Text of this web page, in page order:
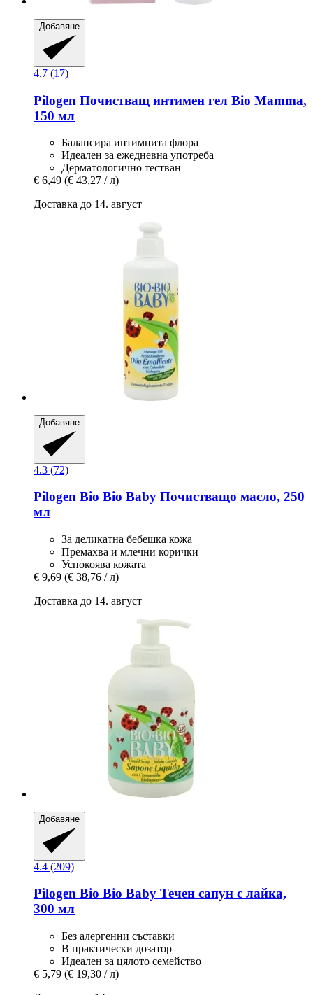
Добавяне
4.7 (17)
Pilogen Почистващ интимен гел Bio Mamma,
150 мл
Балансира интимнита флора
Идеален за ежедневна употреба
Дерматологично тестван
€ 6,49 (€ 43,27 / л)
Доставка до 14. август
Добавяне
4.3 (72)
Pilogen Bio Bio Baby Почистващо масло, 250
мл
За деликатна бебешка кожа
Премахва и млечни корички
Успокоява кожата
€ 9,69 (€ 38,76 / л)
Доставка до 14. август
Добавяне
4.4 (209)
Pilogen Bio Bio Baby Течен сапун с лайка,
300 мл
Без алергенни съставки
В практически дозатор
Идеален за цялото семейство
€ 5,79 (€ 19,30 / л)